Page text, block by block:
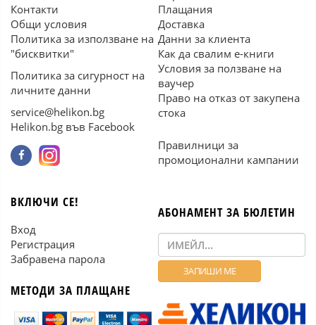
Контакти
Общи условия
Политика за използване на
"бисквитки"
Политика за сигурност на
личните данни
service@helikon.bg
Helikon.bg във Facebook
Плащания
Доставка
Данни за клиента
Как да свалим е-книги
Условия за ползване на
ваучер
Право на отказ от закупена
стока
Правилници за
промоционални кампании
ВКЛЮЧИ СЕ!
Вход
Регистрация
Забравена парола
МЕТОДИ ЗА ПЛАЩАНЕ
АБОНАМЕНТ ЗА БЮЛЕТИН